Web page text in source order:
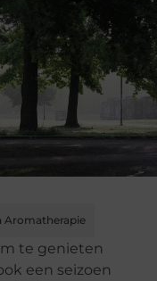
Aromatherapie
te genieten
een seizoen